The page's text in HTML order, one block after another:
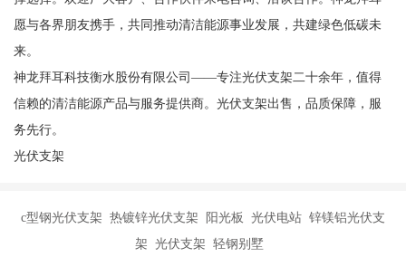
愿与各界朋友携手，共同推动清洁能源事业发展，共建绿色低碳未
来。
神龙拜耳科技衡水股份有限公司——专注光伏支架二十余年，值得
信赖的清洁能源产品与服务提供商。光伏支架出售，品质保障，服
务先行。
光伏支架
c型钢光伏支架 热镀锌光伏支架 阳光板 光伏电站 锌镁铝光伏支
架 光伏支架 轻钢别墅